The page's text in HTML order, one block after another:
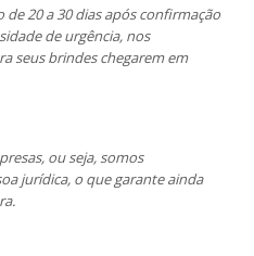
20 a 30 dias após confirmação
de urgência, nos
seus brindes chegarem em
ou seja, somos
jurídica, o que garante ainda